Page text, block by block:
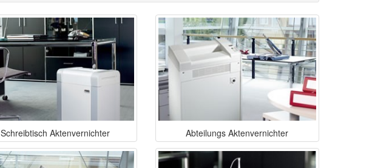
Schreibtisch Aktenvernichter Abteilungs Aktenvernichter